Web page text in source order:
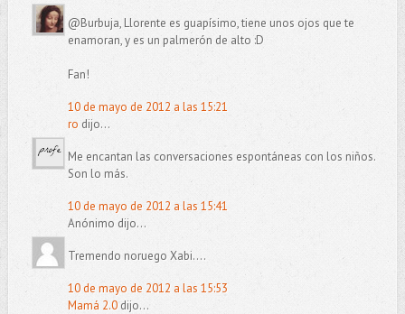
@Burbuja, Llorente es guapísimo, tiene unos ojos que te
enamoran, y es un palmerón de alto :D
Fan!
10 de mayo de 2012 a las 15:21
ro dijo...
Me encantan las conversaciones espontáneas con los niños.
Son lo más.
10 de mayo de 2012 a las 15:41
Anónimo dijo...
Tremendo noruego Xabi....
10 de mayo de 2012 a las 15:53
Mamá 2.0dijo...